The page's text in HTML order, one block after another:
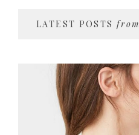
LATEST POSTS from